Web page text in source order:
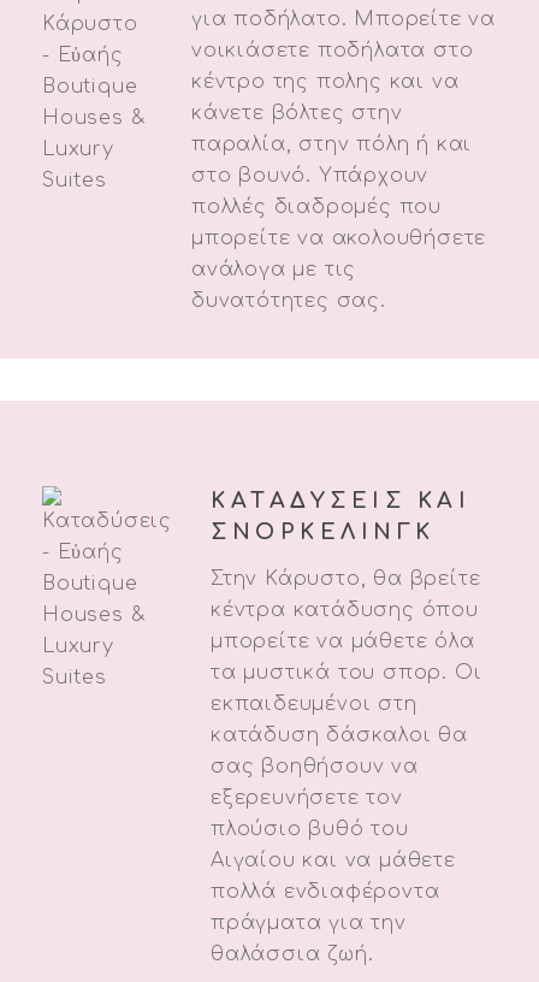
για ποδήλατο. Μπορείτε να
νοικιάσετε ποδήλατα στο
κέντρο της πολης και να
κάνετε βόλτες στην
παραλία, στην πόλη ή και
στο βουνό. Υπάρχουν
πολλές διαδρομές που
μπορείτε να ακολουθήσετε
ανάλογα με τις
δυνατότητες σας.
ΚΑΤΑΔΥΣΕΙΣ ΚΑΙ
ΣΝΟΡΚΕΛΙΝΓΚ
Στην Κάρυστο, θα βρείτε
κέντρα κατάδυσης όπου
μπορείτε να μάθετε όλα
τα μυστικά του σπορ. Οι
εκπαιδευμένοι στη
κατάδυση δάσκαλοι θα
σας βοηθήσουν να
εξερευνήσετε τον
πλούσιο βυθό του
Αιγαίου και να μάθετε
πολλά ενδιαφέροντα
πράγματα για την
θαλάσσια ζωή.